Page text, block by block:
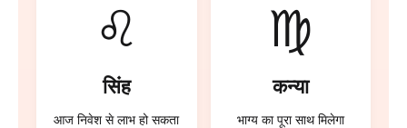
♌
सिंह
आज निवेश से लाभ हो सकता
♍
कन्या
भाग्य का पूरा साथ मिलेगा